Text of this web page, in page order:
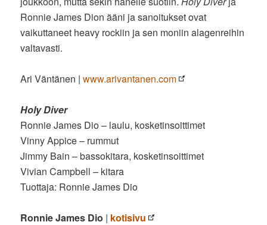
Ronnie James Dion ääni ja sanoitukset ovat
vaikuttaneet heavy rockiin ja sen moniin alagenreihin
valtavasti.
Ari Väntänen |www.arivantanen.com
Holy Diver
Ronnie James Dio – laulu, kosketinsoittimet
Vinny Appice – rummut
Jimmy Bain – bassokitara, kosketinsoittimet
Vivian Campbell – kitara
Tuottaja: Ronnie James Dio
Ronnie James Dio | kotisivu